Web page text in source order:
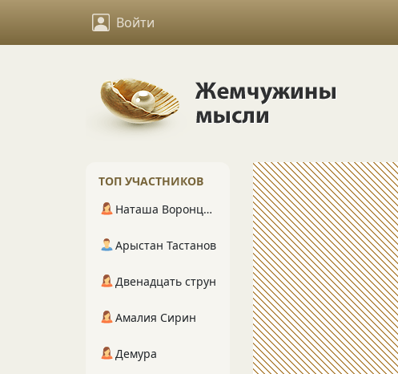
Войти
ТОП УЧАСТНИКОВ
Наташа Воронцова
Арыстан Тастанов
Двенадцать струн
Амалия Сирин
Демура